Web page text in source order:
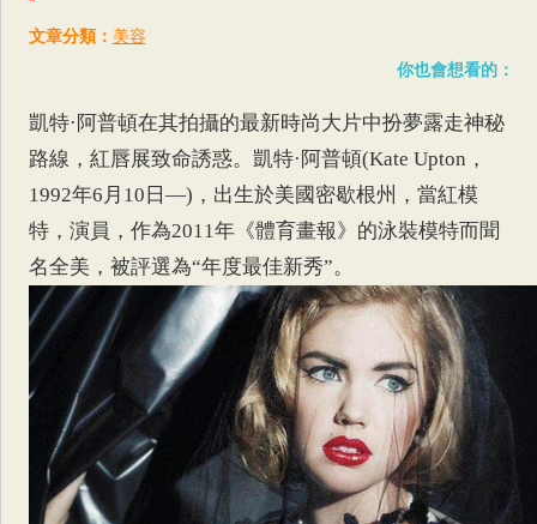
文章分類： 美容
你也會想看的：
凱特·阿普頓在其拍攝的最新時尚大片中扮夢露走神秘
路線，紅唇展致命誘惑。凱特·阿普頓(Kate Upton，
1992年6月10日—)，出生於美國密歇根州，當紅模
特，演員，作為2011年《體育畫報》的泳裝模特而聞
名全美，被評選為“年度最佳新秀”。